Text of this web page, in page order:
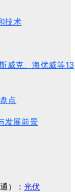
技术
威克、海优威等13
点
发展前景
）： 光伏